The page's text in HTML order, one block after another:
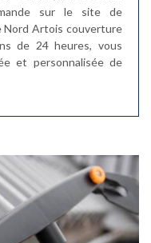
sur le site de
Nord Artois couverture
de 24 heures, vous
et personnalisée de